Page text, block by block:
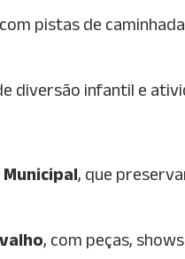
pistas de
diversão infantil e
, que
, com peças,